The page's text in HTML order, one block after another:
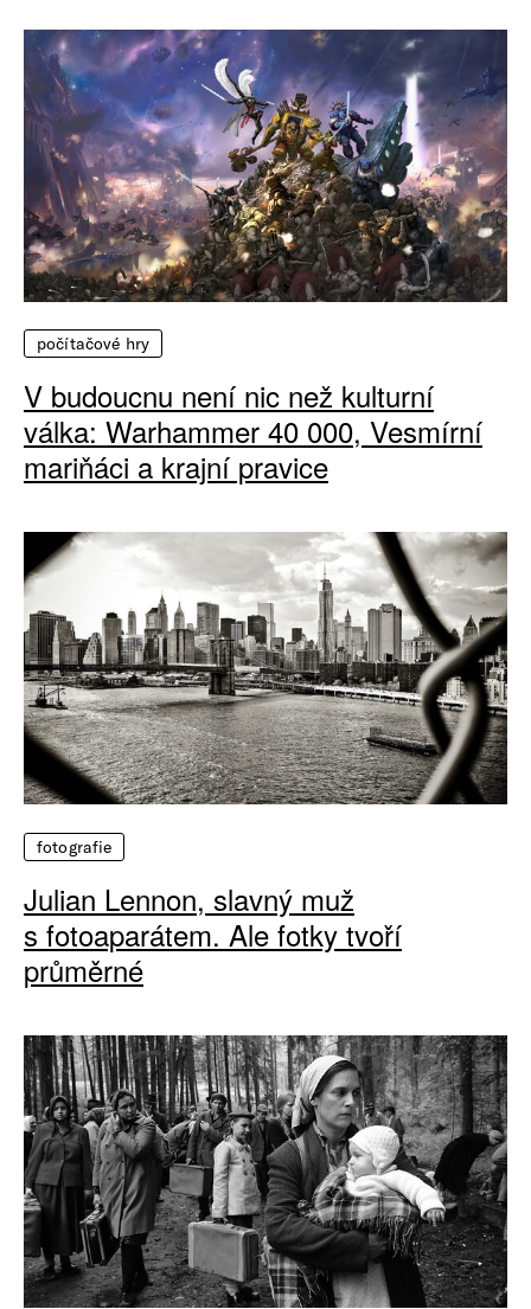
počítačové hry
V budoucnu není nic než kulturní
válka: Warhammer 40 000, Vesmírní
mariňáci a krajní pravice
fotografie
Julian Lennon, slavný muž
s fotoaparátem. Ale fotky tvoří
průměrné